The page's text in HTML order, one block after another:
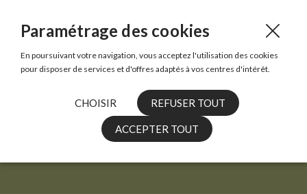
Paramétrage des cookies
En poursuivant votre navigation, vous acceptez l'utilisation des cookies
pour disposer de services et d'offres adaptés à vos centres d'intérêt.
CHOISIR REFUSER TOUT
ACCEPTER TOUT